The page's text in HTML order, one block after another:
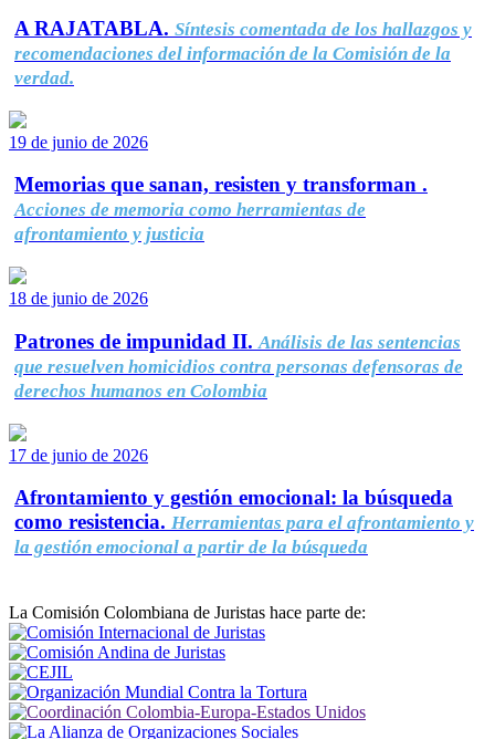
A RAJATABLA. Síntesis comentada de los hallazgos y
recomendaciones del información de la Comisión de la
verdad.
19 de junio de 2026
Memorias que sanan, resisten y transforman .
Acciones de memoria como herramientas de
afrontamiento y justicia
18 de junio de 2026
Patrones de impunidad II. Análisis de las sentencias
que resuelven homicidios contra personas defensoras de
derechos humanos en Colombia
17 de junio de 2026
Afrontamiento y gestión emocional: la búsqueda
como resistencia. Herramientas para el afrontamiento y
la gestión emocional a partir de la búsqueda
La Comisión Colombiana de Juristas hace parte de: